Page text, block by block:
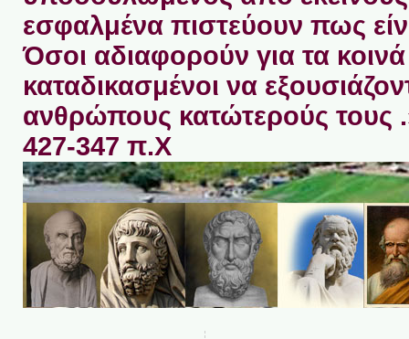
εσφαλμένα πιστεύουν πως
Όσοι αδιαφορούν για τα κοινά
καταδικασμένοι να
ανθρώπους κατώτερούς τους
427-347 π.Χ